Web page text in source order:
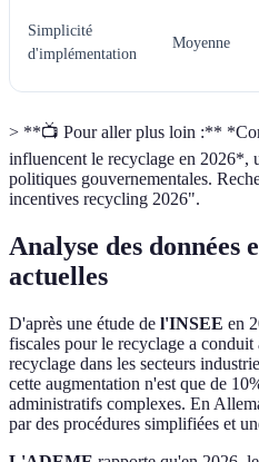
Simplicité
d'implémentation
Moyenne
> **📺 Pour aller plus loin :**
influencent le recyclage en 2026*,
politiques gouvernementales.
incentives recycling 2026".
Analyse des données
actuelles
D'après une étude de l'INSEE en
fiscales pour le recyclage a
recyclage dans les secteurs
cette augmentation n'est que de
administratifs complexes. En
par des procédures simplifiées et